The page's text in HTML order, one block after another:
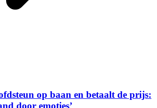
op baan en betaalt de prijs:
door emoties’